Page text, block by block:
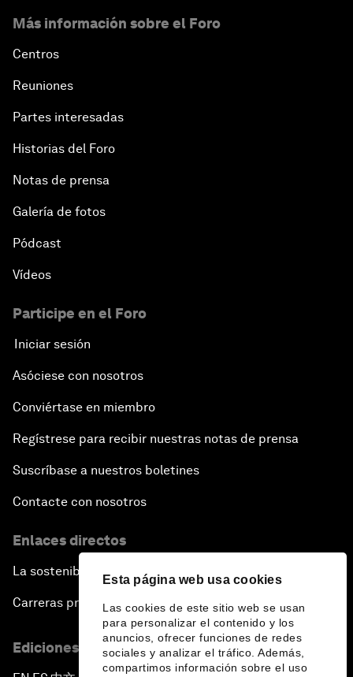
Esta página web usa cookies
Las cookies de este sitio web se usan
para personalizar el contenido y los
anuncios, ofrecer funciones de redes
sociales y analizar el tráfico. Además,
compartimos información sobre el uso
Más información sobre el Foro
Centros
Reuniones
Partes interesadas
Historias del Foro
Notas de prensa
Galería de fotos
Pódcast
Vídeos
Participe en el Foro
Iniciar sesión
Asóciese con nosotros
Conviértase en miembro
Regístrese para recibir nuestras notas de prensa
Suscríbase a nuestros boletines
Contacte con nosotros
Enlaces directos
La sostenibilidad en el Foro
Carreras profesionales
Ediciones en otros idiomas